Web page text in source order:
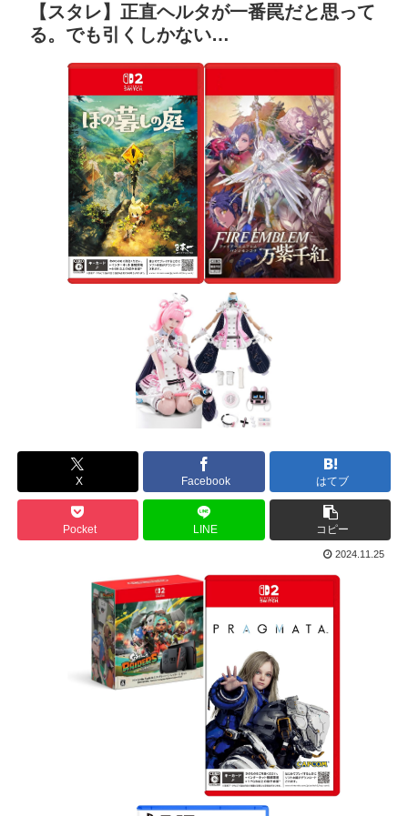
【スタレ】正直ヘルタが一番罠だと思って
る。でも引くしかない…
X Facebook はてブ
Pocket LINE コピー
2024.11.25